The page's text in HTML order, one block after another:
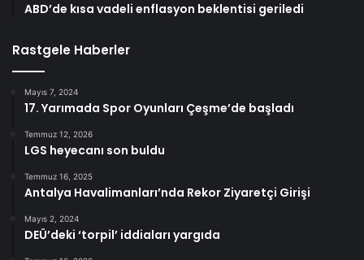
ABD’de kısa vadeli enflasyon beklentisi geriledi
Rastgele Haberler
Mayıs 7, 2024
17. Yarımada Spor Oyunları Çeşme’de başladı
Temmuz 12, 2026
LGS heyecanı son buldu
Temmuz 16, 2025
Antalya Havalimanları’nda Rekor Ziyaretçi Girişi
Mayıs 2, 2024
DEÜ’deki ‘torpil’ iddiaları yargıda